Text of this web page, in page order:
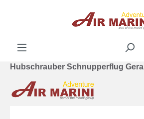
Hubschrauber Schnupperflug Gera